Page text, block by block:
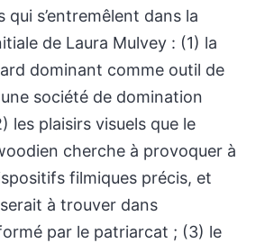
qui s’entremêlent dans la
de Laura Mulvey : (1) la
dominant comme outil de
société de domination
les plaisirs visuels que le
cherche à provoquer à
filmiques précis, et
à trouver dans
par le patriarcat ; (3) le